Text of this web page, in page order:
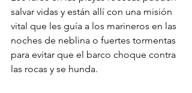
salvar vidas y están allí con una misión
vital que les guía a los marineros en las
noches de neblina o fuertes tormentas
para evitar que el barco choque contra
las rocas y se hunda.